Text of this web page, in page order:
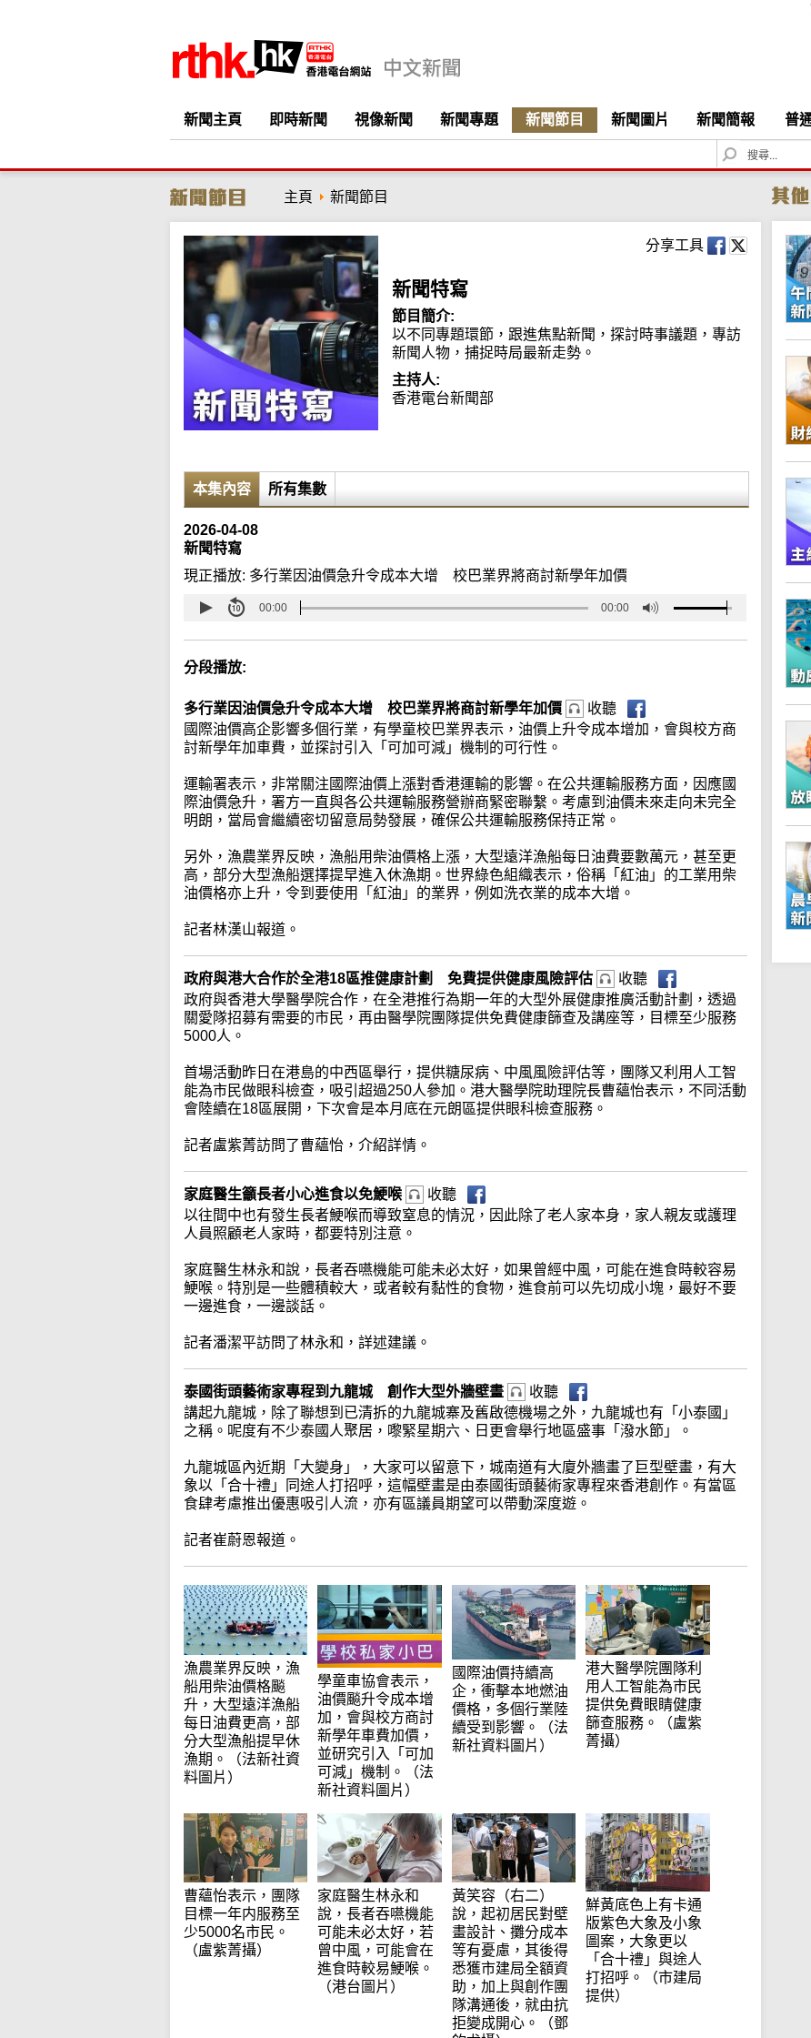
新聞主頁 即時新聞 視像新聞 新聞專題 新聞節目 新聞圖片 新聞簡報 普
S
e
c
h
主頁 新聞節目
分享工具
新聞特寫
節目簡介:
以不同專題環節，跟進焦點新聞，探討時事議題，專訪
新聞人物，捕捉時局最新走勢。
主持人:
香港電台新聞部
本集內容 所有集數
2026-04-08
新聞特寫
現正播放: 多行業因油價急升令成本大增 校巴業界將商討新學年加價
00:00 00:00
分段播放:
多行業因油價急升令成本大增 校巴業界將商討新學年加價
收聽
國際油價高企影響多個行業，有學童校巴業界表示，油價上升令成本增加，會與校方商
討新學年加車費，並探討引入「可加可減」機制的可行性。
運輸署表示，非常關注國際油價上漲對香港運輸的影響。在公共運輸服務方面，因應國
際油價急升，署方一直與各公共運輸服務營辦商緊密聯繫。考慮到油價未來走向未完全
明朗，當局會繼續密切留意局勢發展，確保公共運輸服務保持正常。
另外，漁農業界反映，漁船用柴油價格上漲，大型遠洋漁船每日油費要數萬元，甚至更
高，部分大型漁船選擇提早進入休漁期。世界綠色組織表示，俗稱「紅油」的工業用柴
油價格亦上升，令到要使用「紅油」的業界，例如洗衣業的成本大增。
記者林漢山報道。
政府與港大合作於全港18區推健康計劃 免費提供健康風險評估
收聽
政府與香港大學醫學院合作，在全港推行為期一年的大型外展健康推廣活動計劃，透過
關愛隊招募有需要的市民，再由醫學院團隊提供免費健康篩查及講座等，目標至少服務
5000人。
首場活動昨日在港島的中西區舉行，提供糖尿病、中風風險評估等，團隊又利用人工智
能為市民做眼科檢查，吸引超過250人參加。港大醫學院助理院長曹蘊怡表示，不同活動
會陸續在18區展開，下次會是本月底在元朗區提供眼科檢查服務。
記者盧紫菁訪問了曹蘊怡，介紹詳情。
家庭醫生籲長者小心進食以免鯁喉
收聽
以往間中也有發生長者鯁喉而導致窒息的情況，因此除了老人家本身，家人親友或護理
人員照顧老人家時，都要特別注意。
家庭醫生林永和說，長者吞嚥機能可能未必太好，如果曾經中風，可能在進食時較容易
鯁喉。特別是一些體積較大，或者較有黏性的食物，進食前可以先切成小塊，最好不要
一邊進食，一邊談話。
記者潘潔平訪問了林永和，詳述建議。
泰國街頭藝術家專程到九龍城 創作大型外牆壁畫
收聽
講起九龍城，除了聯想到已清拆的九龍城寨及舊啟德機場之外，九龍城也有「小泰國」
之稱。呢度有不少泰國人聚居，嚟緊星期六、日更會舉行地區盛事「潑水節」。
九龍城區內近期「大變身」，大家可以留意下，城南道有大廈外牆畫了巨型壁畫，有大
象以「合十禮」同途人打招呼，這幅壁畫是由泰國街頭藝術家專程來香港創作。有當區
食肆考慮推出優惠吸引人流，亦有區議員期望可以帶動深度遊。
記者崔蔚恩報道。
漁農業界反映，漁
船用柴油價格飈
升，大型遠洋漁船
每日油費更高，部
分大型漁船提早休
漁期。（法新社資
料圖片）
學童車協會表示，
油價飈升令成本增
加，會與校方商討
新學年車費加價，
並研究引入「可加
可減」機制。（法
新社資料圖片）
國際油價持續高
企，衝擊本地燃油
價格，多個行業陸
續受到影響。（法
新社資料圖片）
港大醫學院團隊利
用人工智能為市民
提供免費眼睛健康
篩查服務。（盧紫
菁攝）
曹蘊怡表示，團隊
目標一年内服務至
少5000名市民。
（盧紫菁攝）
家庭醫生林永和
說，長者吞嚥機能
可能未必太好，若
曾中風，可能會在
進食時較易鯁喉。
（港台圖片）
黃笑容（右二）
說，起初居民對壁
畫設計、攤分成本
等有憂慮，其後得
悉獲市建局全額資
助，加上與創作團
隊溝通後，就由抗
拒變成開心。（鄧
鮮黃底色上有卡通
版紫色大象及小象
圖案，大象更以
「合十禮」與途人
打招呼。（市建局
提供）